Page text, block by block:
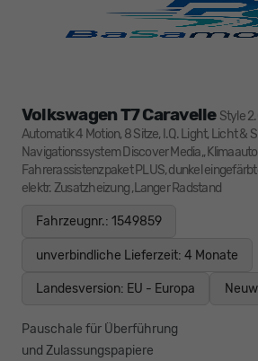
Volkswagen T7 Caravelle Style
Automatik 4 Motion, 8 Sitze, I.Q. Light, Licht &
Navigationssystem Discover Media,,
Fahrerassistenzpaket PLUS, dunkel
elektr. Zusatzheizung ,Langer Radstand
Fahrzeugnr.: 1549859
unverbindliche Lieferzeit:4 Monate
Landesversion: EU - Europa
Pauschale für Überführung
und Zulassungspapiere